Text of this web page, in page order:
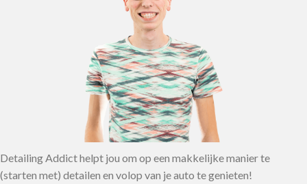
Detailing Addict helpt jou om op een makkelijke manier te
(starten met) detailen en volop van je auto te genieten!